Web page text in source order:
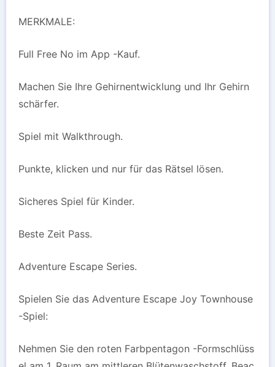
MERKMALE:
Full Free No im App -Kauf.
Machen Sie Ihre Gehirnentwicklung und Ihr Gehirn
schärfer.
Spiel mit Walkthrough.
Punkte, klicken und nur für das Rätsel lösen.
Sicheres Spiel für Kinder.
Beste Zeit Pass.
Adventure Escape Series.
Spielen Sie das Adventure Escape Joy Townhouse
-Spiel:
Nehmen Sie den roten Farbpentagon -Formschlüss